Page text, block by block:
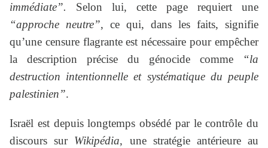
immédiate”. Selon lui, cette page requiert une
“approche neutre”, ce qui, dans les faits, signifie
qu’une censure flagrante est nécessaire pour empêcher
la description précise du génocide comme “la
destruction intentionnelle et systématique du peuple
palestinien”.
Israël est depuis longtemps obsédé par le contrôle du
discours sur Wikipédia, une stratégie antérieure au